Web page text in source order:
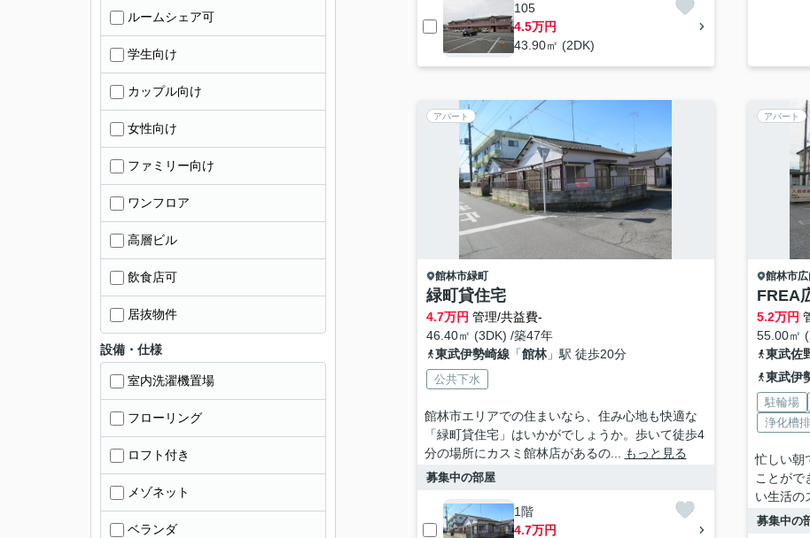
105
4.5万円
43.90㎡ (2DK)
アパート
館林市緑町
緑町貸住宅
4.7万円 管理/共益費-
46.40㎡ (3DK) /築47年
東武伊勢崎線「館林」駅 徒歩20分
公共下水
館林市エリアでの住まいなら、住み心地も快適な
「緑町貸住宅」はいかがでしょうか。歩いて徒歩4
分の場所にカスミ館林店があるの...
もっと見る
募集中の部屋
1階
4.7万円
アパート
館林市広
FREA
5.2万円
55.00㎡
東武佐
東武伊
駐輪場
浄化槽
忙しい朝
ことがで
い生活の
募集中の
ルームシェア可
学生向け
カップル向け
女性向け
ファミリー向け
ワンフロア
高層ビル
飲食店可
居抜物件
設備・仕様
室内洗濯機置場
フローリング
ロフト付き
メゾネット
ベランダ